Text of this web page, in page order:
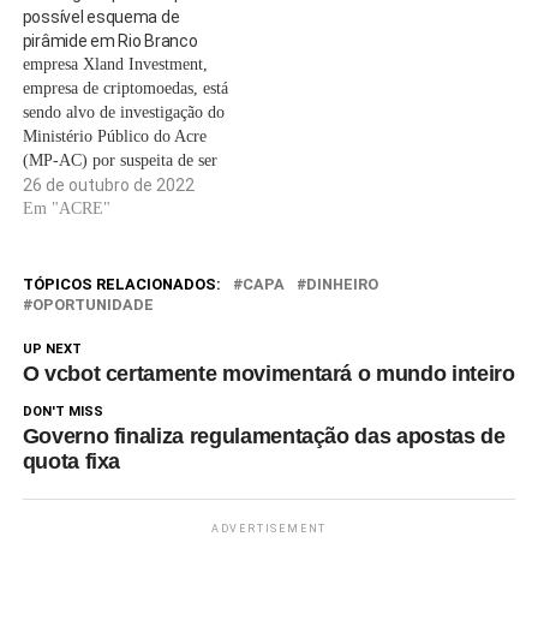
multidimensionais,
proporcionando aos usuários
uma plataforma de…
possível esquema de
pirâmide em Rio Branco
empresa Xland Investment,
empresa de criptomoedas, está
sendo alvo de investigação do
Ministério Público do Acre
(MP-AC) por suspeita de ser
uma pirâmide financeira. De
acordo com o documento,
Promotoria de Defesa do
Consumidor propôs uma ação
possível…
26 de outubro de 2022
Em "ACRE"
TÓPICOS RELACIONADOS: CAPA
DINHEIRO
OPORTUNIDADE
UP NEXT
O vcbot certamente movimentará o mundo inteiro
DON'T MISS
Governo finaliza regulamentação das apostas de
quota fixa
ADVERTISEMENT